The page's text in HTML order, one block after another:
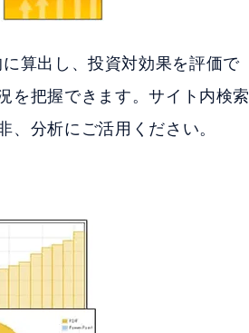
算出し、投資対効果を評価で
を把握できます。サイト内検索
分析にご活用ください。